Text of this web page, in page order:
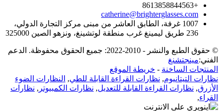
+8613858844563
catherine@brighterglasses.com
1007 غرفة، الطابق العاشر من مبنى مركز التجارة الدولي،
236 طريق ليمينغ غرب منطقة لوتشينغ، ونزهو الصين 325000
© حقوق الطبع والنشر - 2010-2022: جميع الحقوق محفوظة. الدعم
الفني:مينجتشنغ
المنتجات الساخنة - خريطة الموقع
نظارات التيتانيوم, نظارات القراءة القابلة للطي, النظارات الضوء
الأزرق, نظارات القراءة القابلة للتعديل, نظارات الكمبيوتر , نظارات
القراء,